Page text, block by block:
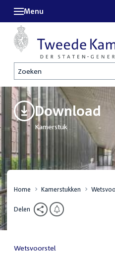
Zoeken
Menu
Download
Kamerstuk
Home Kamerstukken
Delen
Wetsvoorstel